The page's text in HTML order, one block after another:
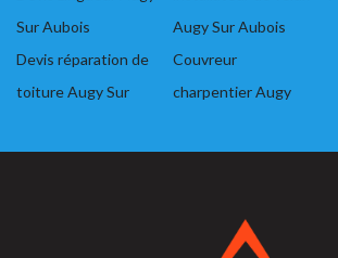
Sur Aubois
Devis réparation de
toiture Augy Sur
Augy Sur Aubois
Couvreur
charpentier Augy